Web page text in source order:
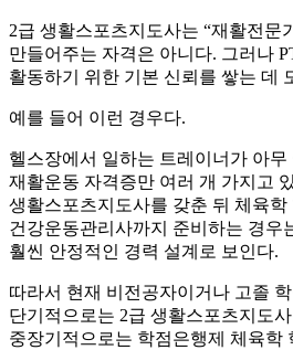
2급 생활스포츠지도사는 “재활전문
만들어주는 자격은 아니다. 그러나
활동하기 위한 기본 신뢰를 쌓는 데
예를 들어 이런 경우다.
헬스장에서 일하는 트레이너가 아
재활운동 자격증만 여러 개 가지고
생활스포츠지도사를 갖춘 뒤 체육학
건강운동관리사까지 준비하는 경우
훨씬 안정적인 경력 설계로 보인다.
따라서 현재 비전공자이거나 고졸
단기적으로는 2급 생활스포츠지도
중장기적으로는 학점은행제 체육학